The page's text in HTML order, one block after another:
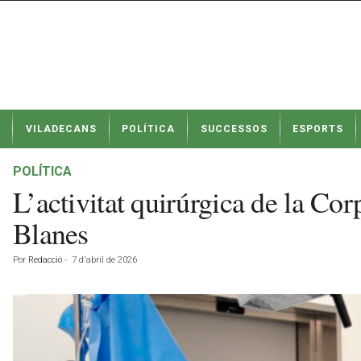
t
VILADECANS POLÍTICA SUCCESSOS ESPORTS
POLÍTICA
L’activitat quirúrgica de la
Blanes
Por Redacció - 7 d'abril de 2026